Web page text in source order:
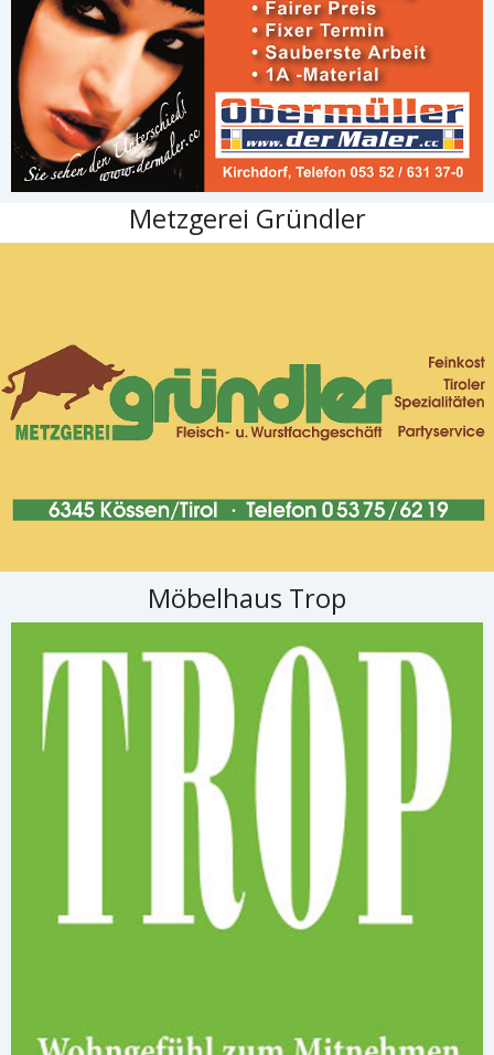
Metzgerei Gründler
Möbelhaus Trop